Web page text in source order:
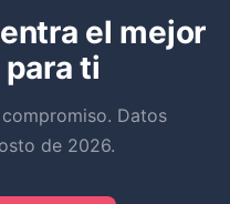
el mejor
ti
Datos
de 2026.